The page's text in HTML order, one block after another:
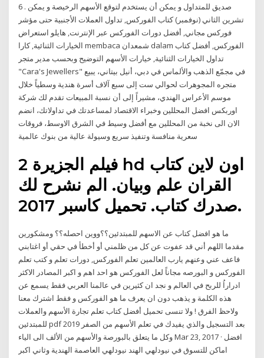
صديق للمتداول و يمكن أن يستخدم لتوقع الأسهم الرخيصة و يمكن . 6
تشرين الثاني (نوفمبر) كتاب الفوركس, تداول العملات الأجنبية حتى مؤشر
فوركس مجاني, أفضل دورات الفوركس عبر الإنترنت, هايلو استعراض
الخيارات الثنائية, كارا membaca شمعدان dalam الفوركس, أفضل كتاب
تداول الخيارات الثنائية, خيارات الأسهم التوضيح وبحسب مدير متجر
"Cara's Jewellers" في مجمّع الذهب والألماس في دبي، أنيل بيتاني، يبيع
متجره المجوهرات لحوالي ست إلى سبع آلاف أسرة هندية وسطياً خلال
موسم الأعراس الهندي، مشيراً إلى أن نسبة المبيعات تقدم لك شركة
اوربكس افضل المحللين وخبراء الاقتصاد لمساعدتك في تداولاتك، انضم
الان الى نخبة من المحللين مع أفضل وسيط في الشرق الاوسط، فروقات
سعرية منافسة وتنفيذ سريع وسيولة عالية من بنوك عالمية
فيلم الجزيرة 2 hd اون لاين كتاب
القران علم وبيان. الم نشرح لك
صدرك كتاب. تحميل كاسبر 2017.
ما هو افضل كتاب عن الاسهم للمبتدئين؟؟ووين احصله؟؟ ومشكورين
مقدما اللهم أني قد عفوت عن كل من ظلمني أو أخطأ في حقي أو اغتابني
فاعف عني وعنهم يارب العالمين تعلم الفوركس, دورات تعلم و كتب تعلم
الفوركس و البورصه مجاناً لعل الفوركس هو احد اهم و اكبر المصادر الاكثر
ادراراُ للربح في العالم و نجد ان كثيرين في عالمنا العربي فقط يسمع عن
هذه الكلمة و يذهب دون ان يعرف ما هو الفوركس و فقط اشترك معنا
ولاحظ الفرق ! ولا تنسى تحميل أفضل كتاب تعلم تجارة الأسهم والعملات
للمبتدئين pdf 2019 بعد التسجيل والذي يفيدك في تعلم الأسهم من الصفر
وكل ما يتعلق بالبورصة والأسهم من الألف الى الياء Mar 23, 2017 · افضل
اماكن للتسوق في نيودلهي الهند نيودلهي العاصمة الهندية وثاني اكبر